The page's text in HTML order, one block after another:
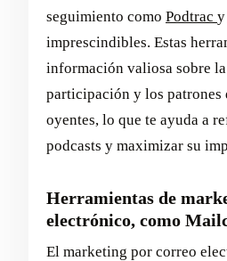
seguimiento como Podtrac y
imprescindibles. Estas
información valiosa sobre
participación y los patrones
oyentes, lo que te ayuda a
podcasts y maximizar su
Herramientas de
electrónico, como
El marketing por correo